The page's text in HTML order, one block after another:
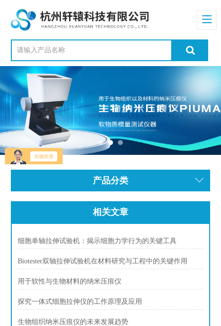
产品分类
相关文章
细胞单轴拉伸试验机：揭示细胞力学行为的关键工具
Biotester双轴拉伸试验机在材料研究与工程中的关键作用
用于软性与生物材料的纳米压痕仪
探究一体式细胞拉伸仪的工作原理及应用
生物组织纳米压痕仪的未来发展趋势